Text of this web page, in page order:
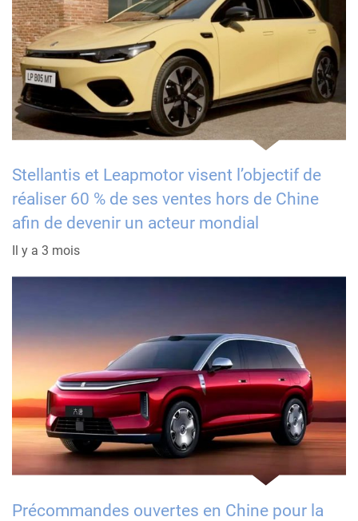
Stellantis et Leapmotor visent l’objectif de
réaliser 60 % de ses ventes hors de Chine
afin de devenir un acteur mondial
Il y a 3 mois
Précommandes ouvertes en Chine pour la